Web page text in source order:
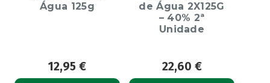
Água 125g
12,95 €
de Água 2X125G
– 40% 2ª
Unidade
22,60 €